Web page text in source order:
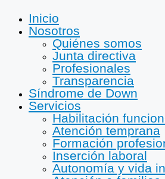
Inicio
Nosotros
Quiénes somos
Junta directiva
Profesionales
Transparencia
Síndrome de Down
Servicios
Habilitación
Atención temprana
Formación
Inserción laboral
Autonomía y vida